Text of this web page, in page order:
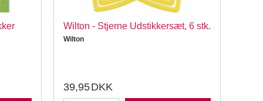
Wilton - Stjerne Udstikkersæt, 6 stk.
Wilton
39,95DKK